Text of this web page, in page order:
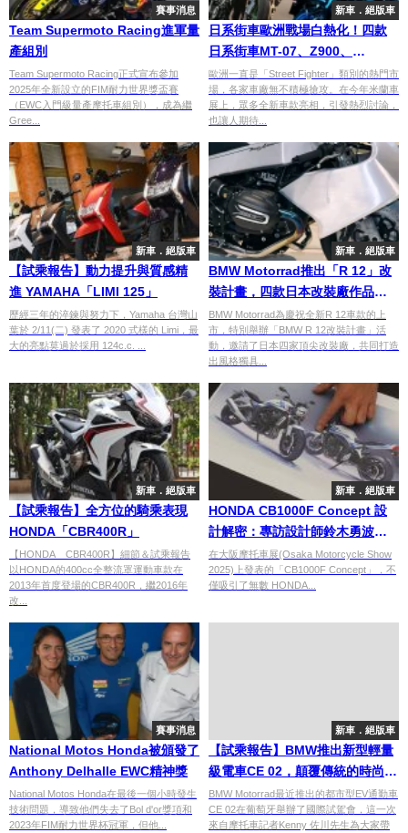
賽事消息
Team Supermoto Racing進軍量
產組別
Team Supermoto Racing正式宣布參加
2025年全新設立的FIM耐力世界獎盃賽
（EWC入門級量產摩托車組別），成為繼
Gree...
新車．絕版車
日系街車歐洲戰場白熱化！四款
日系街車MT-07、Z900、
CB750/1000 Hornet深度解析
歐洲一直是「Street Fighter」類別的熱門市
場，各家車廠無不積極搶攻。在今年米蘭車
展上，眾多全新車款亮相，引發熱烈討論，
也讓人期待...
新車．絕版車
【試乘報告】動力提升與質感精
進 YAMAHA「LIMI 125」
歷經三年的淬鍊與努力下，Yamaha 台灣山
葉於 2/11(二) 發表了 2020 式樣的 Limi，最
大的亮點莫過於採用 124c.c. ...
新車．絕版車
BMW Motorrad推出「R 12」改
裝計畫，四款日本改裝廠作品亮
相東京
BMW Motorrad為慶祝全新R 12車款的上
市，特別舉辦「BMW R 12改裝計畫」活
動，邀請了日本四家頂尖改裝廠，共同打造
出風格獨具...
新車．絕版車
【試乘報告】全方位的騎乘表現
HONDA「CBR400R」
【HONDA CBR400R】細節＆試乘報告
以HONDA的400cc全整流罩運動車款在
2013年首度登場的CBR400R，繼2016年
改...
新車．絕版車
HONDA CB1000F Concept 設
計解密：專訪設計師鈴木勇波，
探尋新世代 CB 的靈魂
在大阪摩托車展(Osaka Motorcycle Show
2025)上發表的「CB1000F Concept」，不
僅吸引了無數 HONDA...
賽事消息
National Motos Honda被頒發了
Anthony Delhalle EWC精神獎
National Motos Honda在最後一個小時發生
技術問題，導致他們失去了Bol d'or獎項和
2023年FIM耐力世界杯冠軍，但他...
新車．絕版車
【試乘報告】BMW推出新型輕量
級電車CE 02，顛覆傳統的時尚選
擇
BMW Motorrad最近推出的都市型EV通勤車
CE 02在葡萄牙舉辦了國際試駕會，這一次
來自摩托車記者Kenny 佐川先生為大家帶